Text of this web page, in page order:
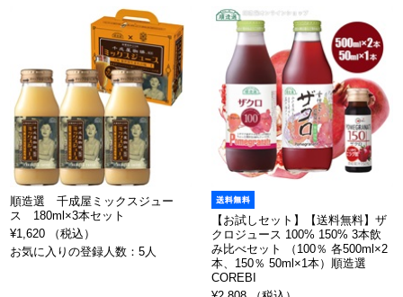
順造選 千成屋ミックスジュー
ス 180ml×3本セット
¥1,620 （税込）
お気に入りの登録人数：5人
【お試しセット】【送料無料】ザ
クロジュース 100% 150% 3本飲
み比べセット （100％ 各500ml×2
本、150％ 50ml×1本）順造選
COREBI